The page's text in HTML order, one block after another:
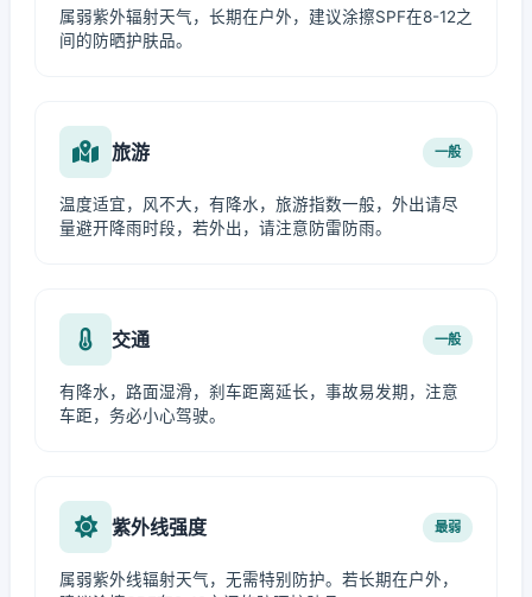
属弱紫外辐射天气，长期在户外，建议涂擦SPF在8-12之
间的防晒护肤品。
旅游 一般
温度适宜，风不大，有降水，旅游指数一般，外出请尽
量避开降雨时段，若外出，请注意防雷防雨。
交通 一般
有降水，路面湿滑，刹车距离延长，事故易发期，注意
车距，务必小心驾驶。
紫外线强度 最弱
属弱紫外线辐射天气，无需特别防护。若长期在户外，